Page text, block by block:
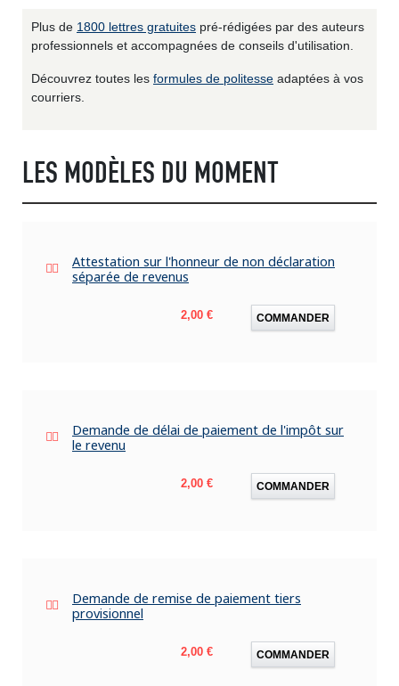
Plus de 1800 lettres gratuites pré-rédigées par des auteurs
professionnels et accompagnées de conseils d'utilisation.
Découvrez toutes les formules de politesse adaptées à vos
courriers.
LES MODÈLES DU MOMENT
Attestation sur l'honneur de non déclaration
séparée de revenus
Prix
2,00 € COMMANDER
Demande de délai de paiement de l'impôt sur
le revenu
Prix
2,00 € COMMANDER
Demande de remise de paiement tiers
provisionnel
Prix
2,00 € COMMANDER